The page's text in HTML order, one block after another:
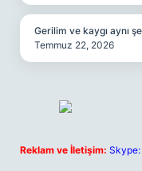
Gerilim ve kaygı aynı
Temmuz 22, 2026
Reklam ve İletişim: